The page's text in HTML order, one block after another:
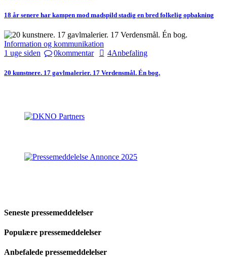
18 år senere har kampen mod madspild stadig en bred folkelig opbakning
Information og kommunikation
1 uge siden
0kommentar 4Anbefaling
20 kunstnere. 17 gavlmalerier. 17 Verdensmål. Én bog.
Seneste pressemeddelelser
Populære pressemeddelelser
Anbefalede pressemeddelelser